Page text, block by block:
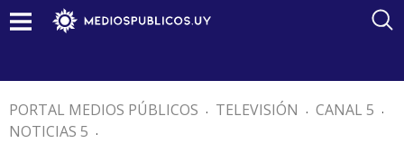
PORTAL MEDIOS PÚBLICOS . TELEVISIÓN . CANAL 5 .
NOTICIAS 5 .